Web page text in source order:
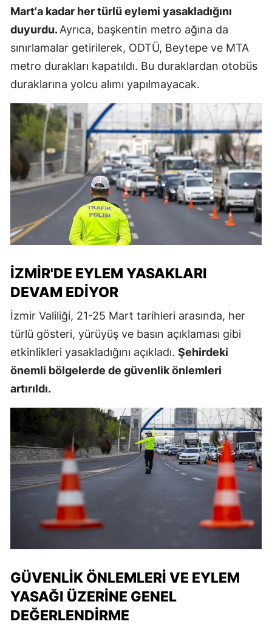
Mart'a kadar her türlü eylemi yasakladığını
duyurdu.Ayrıca, başkentin metro ağına da
sınırlamalar getirilerek, ODTÜ, Beytepe ve MTA
metro durakları kapatıldı. Bu duraklardan otobüs
duraklarına yolcu alımı yapılmayacak.
İZMIR'DE EYLEM YASAKLARI
DEVAM EDIYOR
İzmir Valiliği, 21-25 Mart tarihleri arasında, her
türlü gösteri, yürüyüş ve basın açıklaması gibi
etkinlikleri yasakladığını açıkladı. Şehirdeki
önemli bölgelerde de güvenlik önlemleri
artırıldı.
GÜVENLIK ÖNLEMLERI VE EYLEM
YASAĞI ÜZERINE GENEL
DEĞERLENDIRME